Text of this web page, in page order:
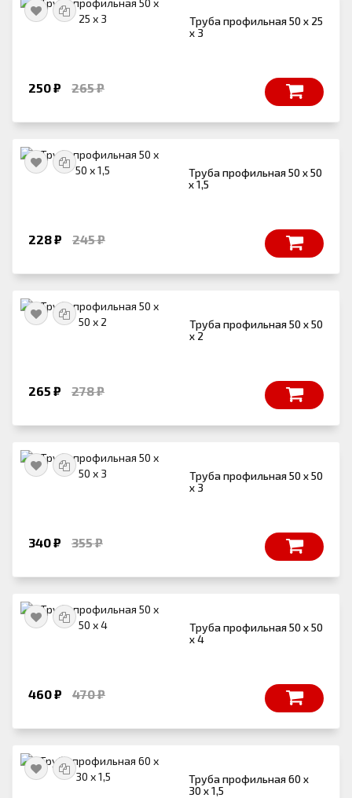
Труба профильная 50 х 25
х 3
250 ₽ 265 ₽
Труба профильная 50 х 50
х 1,5
228 ₽ 245 ₽
Труба профильная 50 х 50
х 2
265 ₽ 278 ₽
Труба профильная 50 х 50
х 3
340 ₽ 355 ₽
Труба профильная 50 х 50
х 4
460 ₽ 470 ₽
Труба профильная 60 х
30 х 1,5